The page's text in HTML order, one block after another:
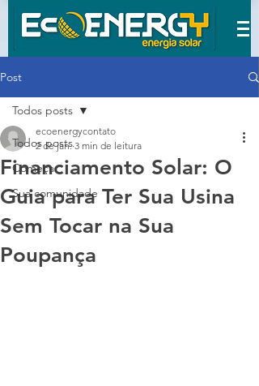
Post
Todos posts
Começar
Sua comunidade
Todos posts
Financiamento Solar: O
Guia para Ter Sua Usina
Sem Tocar na Sua
Poupança
ecoenergycontato
2 de jan. 3 min de leitura